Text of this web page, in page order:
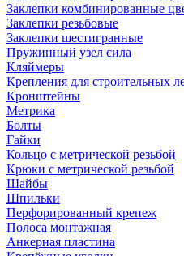
Заклепки комбинированные
Заклепки резьбовые
Заклепки шестигранные
Пружинный узел сила
Кляймеры
Крепления для строительных
Кронштейны
Метрика
Болты
Гайки
Кольцо с метрической резьбой
Крюки с метрической резьбой
Шайбы
Шпильки
Перфорированный крепеж
Полоса монтажная
Анкерная пластина